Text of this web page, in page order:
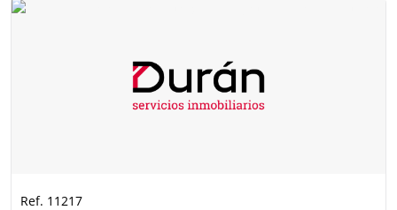
Ref. 11217